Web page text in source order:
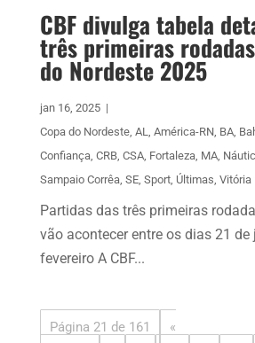
CBF divulga tabela
três primeiras
do Nordeste 2025
jan 16, 2025 |
Copa do Nordeste, AL, América-RN, BA,
Confiança, CRB, CSA, Fortaleza, MA,
Sampaio Corrêa, SE, Sport, Últimas, Vitória
Partidas das três primeiras
vão acontecer entre os dias 21 de
fevereiro A CBF...
Página 21 de 161
«